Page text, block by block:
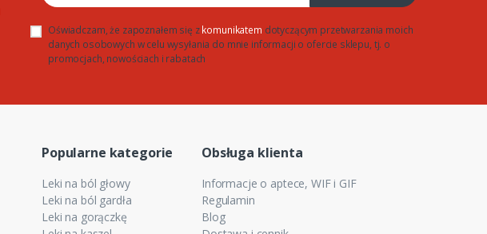
Oświadczam, że zapoznałem się zkomunikatem dotyczącym przetwarzania moich
danych osobowych w celu wysyłania do mnie informacji o ofercie sklepu, tj. o
promocjach, nowościach i rabatach
Popularne kategorie
Leki na ból głowy
Leki na ból gardła
Leki na gorączkę
Obsługa klienta
Informacje o aptece, WIF i GIF
Regulamin
Blog